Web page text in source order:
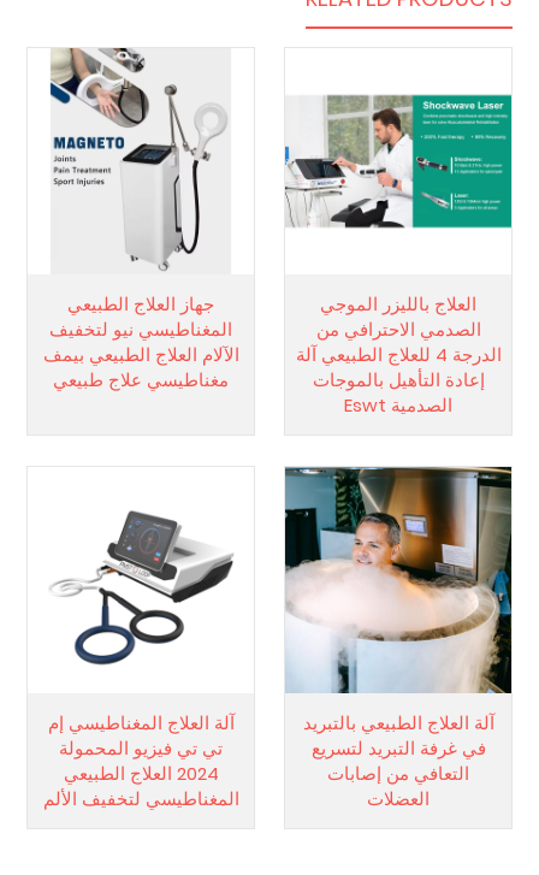
العلاج بالليزر الموجي
الصدمي الاحترافي من
الدرجة 4 للعلاج الطبيعي آلة
إعادة التأهيل بالموجات
الصدمية Eswt
جهاز العلاج الطبيعي
المغناطيسي نيو لتخفيف
الآلام العلاج الطبيعي بيمف
مغناطيسي علاج طبيعي
آلة العلاج الطبيعي بالتبريد
في غرفة التبريد لتسريع
التعافي من إصابات
العضلات
آلة العلاج المغناطيسي إم
تي تي فيزيو المحمولة
2024 العلاج الطبيعي
المغناطيسي لتخفيف الألم